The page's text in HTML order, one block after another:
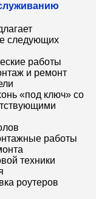
следующих
работы
и ремонт
«под ключ» со
работы
техники
роутеров